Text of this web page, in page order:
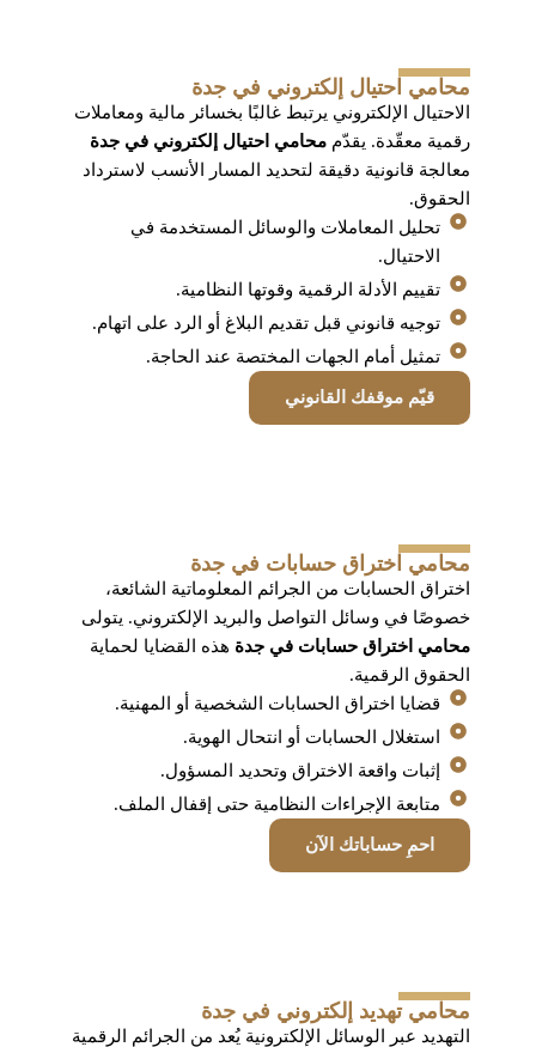
محامي احتيال إلكتروني في جدة
الاحتيال الإلكتروني يرتبط غالبًا بخسائر مالية ومعاملات
رقمية معقّدة. يقدّم محامي احتيال إلكتروني في جدة
معالجة قانونية دقيقة لتحديد المسار الأنسب لاسترداد
الحقوق.
تحليل المعاملات والوسائل المستخدمة في
الاحتيال.
تقييم الأدلة الرقمية وقوتها النظامية.
توجيه قانوني قبل تقديم البلاغ أو الرد على اتهام.
تمثيل أمام الجهات المختصة عند الحاجة.
قيّم موقفك القانوني
محامي اختراق حسابات في جدة
اختراق الحسابات من الجرائم المعلوماتية الشائعة،
خصوصًا في وسائل التواصل والبريد الإلكتروني. يتولى
محامي اختراق حسابات في جدة هذه القضايا لحماية
الحقوق الرقمية.
قضايا اختراق الحسابات الشخصية أو المهنية.
استغلال الحسابات أو انتحال الهوية.
إثبات واقعة الاختراق وتحديد المسؤول.
متابعة الإجراءات النظامية حتى إقفال الملف.
احمِ حساباتك الآن
محامي تهديد إلكتروني في جدة
التهديد عبر الوسائل الإلكترونية يُعد من الجرائم الرقمية